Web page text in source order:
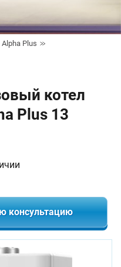
Plus
котел
Plus 13
консультацию